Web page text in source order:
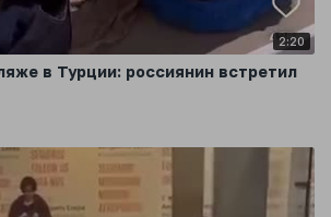
2:20
в Турции: россиянин встретил